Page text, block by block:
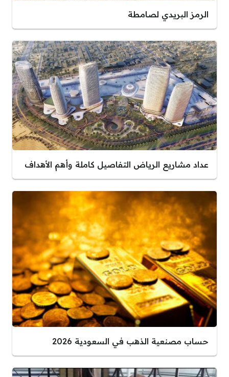
الرمز البريدي لصامطة
عداد مشاريع الرياض التفاصيل كاملة وأهم الأهداف
حساب مصنعية الذهب في السعودية 2026